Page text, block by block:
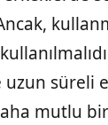
Ancak,
süreli
mutlu